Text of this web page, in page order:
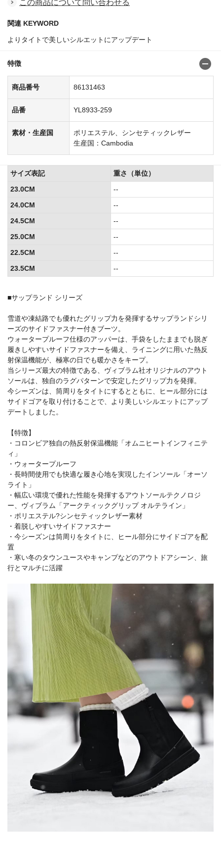
この商品について問い合わせる
関連 KEYWORD
よりタイトで美しいシルエットにアップデート
特徴
商品番号 86131463
品番 YL8933-259
素材・生産国
ポリエステル、シンセティックレザー
生産国：Cambodia
■サップランド シリーズ
雪道や凍結路でも優れたグリップ力を発揮するサップランドシリ
ーズのサイドファスナー付きブーツ。
ウォータープルーフ仕様のアッパーは、手袋をしたままでも脱ぎ
履きしやすいサイドファスナーを備え、ライニングに用いた熱反
射保温機能が、極寒の日でも暖かさをキープ。
当シリーズ最大の特徴である、ヴィブラム社オリジナルのアウト
ソールは、独自のラグパターンで安定したグリップ力を発揮。
今シーズンは、筒周りをタイトにするとともに、ヒール部分には
サイドゴアを取り付けることで、より美しいシルエットにアップ
デートしました。
【特徴】
・コロンビア独自の熱反射保温機能「オムニヒートインフィニテ
ィ」
・ウォータープルーフ
・長時間使用でも快適な履き心地を実現したインソール「オーソ
ライト」
・幅広い環境で優れた性能を発揮するアウトソールテクノロジ
ー、ヴィブラム「アークティックグリップ オルテライン」
・ポリエステル?シンセティックレザー素材
・着脱しやすいサイドファスナー
・今シーズンは筒周りをタイトに、ヒール部分にサイドゴアを配
置
・寒い冬のタウンユースやキャンプなどのアウトドアシーン、旅
行とマルチに活躍
サイズ表記
重さ（単位）
23.0CM
--
24.0CM
--
24.5CM
--
25.0CM
--
22.5CM
--
23.5CM
--